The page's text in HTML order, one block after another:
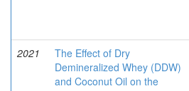
2021
The Effect of Dry
Demineralized Whey (DDW)
and Coconut Oil on the